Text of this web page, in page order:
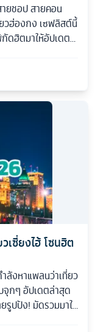
ยชอป สายคอน
วฮ่องกง เซฟลิสต์นี้
ดฮิตมาให้อัปเดต
เซี่ยงไฮ้ โซนฮิต
ลังหาแพลนว่าเที่ยว
จุกๆ อัปเดตล่าสุด
รูปปัง! มัดรวมมาให้